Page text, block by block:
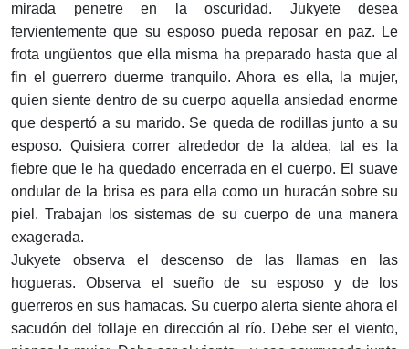
mirada penetre en la oscuridad. Jukyete desea
fervientemente que su esposo pueda reposar en paz. Le
frota ungüentos que ella misma ha preparado hasta que al
fin el guerrero duerme tranquilo. Ahora es ella, la mujer,
quien siente dentro de su cuerpo aquella ansiedad enorme
que despertó a su marido. Se queda de rodillas junto a su
esposo. Quisiera correr alrededor de la aldea, tal es la
fiebre que le ha quedado encerrada en el cuerpo. El suave
ondular de la brisa es para ella como un huracán sobre su
piel. Trabajan los sistemas de su cuerpo de una manera
exagerada.
Jukyete observa el descenso de las llamas en las
hogueras. Observa el sueño de su esposo y de los
guerreros en sus hamacas. Su cuerpo alerta siente ahora el
sacudón del follaje en dirección al río. Debe ser el viento,